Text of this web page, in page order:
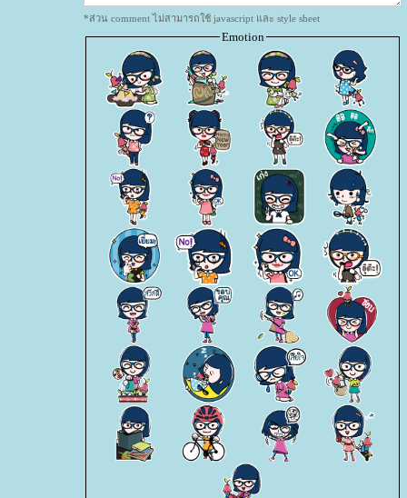
*ส่วน comment ไม่สามารถใช้ javascript และ style sheet
Emotion